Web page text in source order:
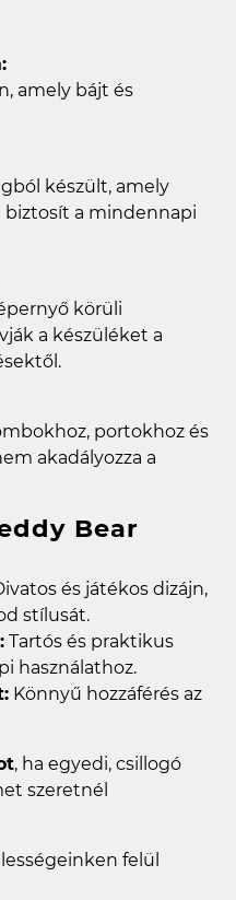
amely bájt és
készült, amely
a mindennapi
körüli
a készüléket a
portokhoz és
akadályozza a
Bear
és játékos dizájn,
stílusát.
Tartós és praktikus
használathoz.
Könnyű hozzáférés az
, ha egyedi, csillogó
szeretnél
felül